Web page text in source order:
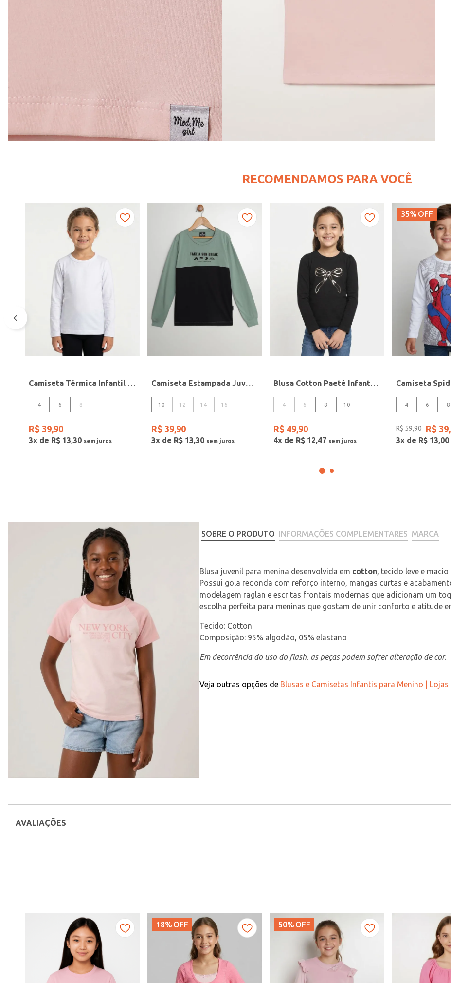
RECOMENDAMOS PARA VOCÊ
Camiseta Térmica Infantil Para Menina - BRANCO
4 6 8
R$ 39,90
3x de R$ 13,30
Camiseta Estampada Juvenil Para Menino - VERDE/PRETO
10 12 14 16
R$ 39,90
3x de R$ 13,30
Blusa Cotton Paetê Infantil Para Menina - PRETO
4 6 8 10
R$ 49,90
4x de R$ 12,47
35% OFF
4 6 8
R$59,90 R$ 39,
3x de R$ 13,00
SOBRE O PRODUTO INFORMAÇÕES COMPLEMENTARES MARCA
Blusa juvenil para menina desenvolvida em cotton, tecido leve e
Possui gola redonda com reforço interno, mangas curtas e
modelagem raglan e escritas frontais modernas que adicionam um
escolha perfeita para meninas que gostam de unir conforto e atitude
Tecido: Cotton
Composição: 95% algodão, 05% elastano
Em decorrência do uso do flash, as peças podem sofrer alteração de cor.
Veja outras opções de Blusas e Camisetas Infantis para Menino | Lojas
AVALIAÇÕES
18% OFF 50% OFF